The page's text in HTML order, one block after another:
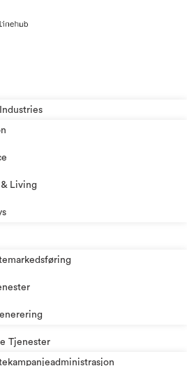
Living
Tjenester